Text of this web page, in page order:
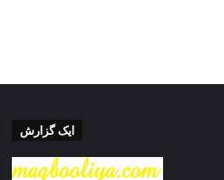
ایک گزارش